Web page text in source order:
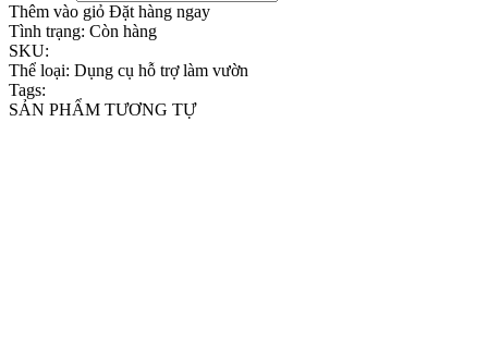
Thêm vào giỏ Đặt hàng ngay
Tình trạng: Còn hàng
SKU:
Thể loại: Dụng cụ hỗ trợ làm vườn
Tags:
SẢN PHẨM TƯƠNG TỰ